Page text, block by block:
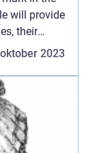
will provide
their
impact on
2023